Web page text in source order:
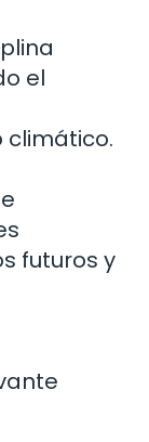
el
climático.
futuros y